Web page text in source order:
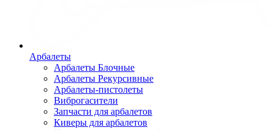
Арбалеты
Арбалеты Блочные
Арбалеты Рекурсивные
Арбалеты-пистолеты
Виброгасители
Запчасти для арбалетов
Киверы для арбалетов